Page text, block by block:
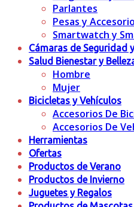
Parlantes
Pesas y
Smartwatch y
Cámaras de Seguridad
Salud Bienestar y
Hombre
Mujer
Bicicletas y Vehículos
Accesorios De
Accesorios De
Herramientas
Ofertas
Productos de Verano
Productos de Invierno
Juguetes y Regalos